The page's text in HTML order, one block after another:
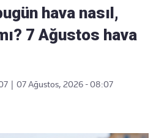
hava nasıl,
7 Ağustos hava
07 Ağustos, 2026 - 08:07